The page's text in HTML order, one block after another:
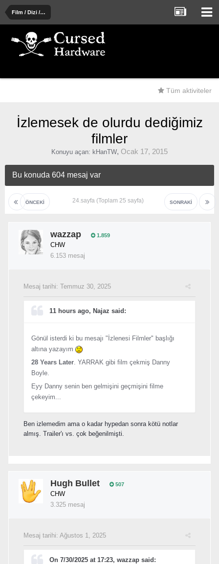
Film / Dizi / Tiyatro / Müzik / Kitap
Tüm aktiviteler
İzlemesek de olurdu dediğimiz
filmler
Konuyu açan: kHanTW, Ocak 17, 2015
Bu konuda 604 mesaj var
ÖNCEKI SONRAKI
24.sayfa (Toplam 25 sayfa)
wazzap 1.859
CHW
6.153 mesaj
Mesaj tarihi: Temmuz 30, 2025
11 hours ago, Najaz said:
Gönül isterdi ki bu mesajı "İzlenesi Filmler" başlığı
altına yazayım
28 Years Later . YARRAK gibi film çekmiş Danny
Boyle.
Eyy Danny senin ben gelmişini geçmişini filme
çekeyim...
Ben izlemedim ama o kadar hypedan sonra kötü notlar
almış. Trailer'ı vs. çok beğenilmişti.
Hugh Bullet 507
CHW
3.325 mesaj
Mesaj tarihi: Ağustos 1, 2025
On 7/30/2025 at 17:23, wazzap said: